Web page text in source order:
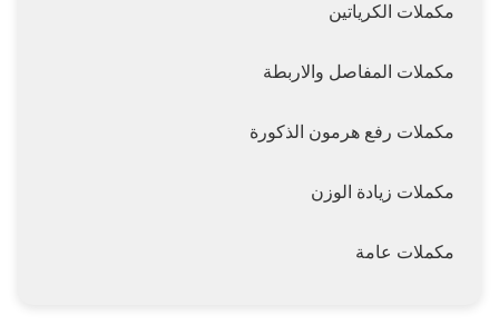
مكملات الكرياتين
مكملات المفاصل والاربطة
مكملات رفع هرمون الذكورة
مكملات زيادة الوزن
مكملات عامة